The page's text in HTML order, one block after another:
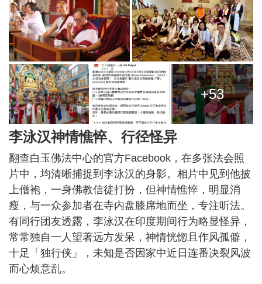
+53
李泳汉神情憔悴、行径怪异
翻查白玉佛法中心的官方Facebook，在多张法会照
片中，均清晰捕捉到李泳汉的身影。相片中见到他披
上僧袍，一身佛教信徒打扮，但神情憔悴，明显消
瘦，与一众参加者在寺内盘膝席地而坐，专注听法。
有同行团友透露，李泳汉在印度期间行为略显怪异，
常常独自一人望著远方发呆，神情恍惚且作风孤僻，
十足「独行侠」，未知是否因家中近日连番决裂风波
而心烦意乱。